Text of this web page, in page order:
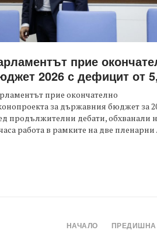
прие
2026 с дефицит от
прие окончателно
за държавния бюджет за
продължителни дебати, обхванали
работа в рамките на две пленарни
НАЧАЛО ПРЕДИШНА